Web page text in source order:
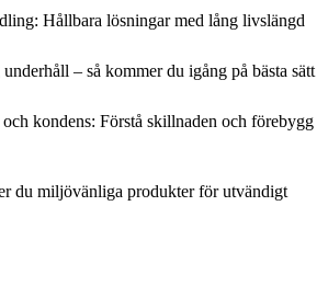
Hållbara lösningar med lång livslängd
– så kommer du igång på bästa sätt
kondens: Förstå skillnaden och förebygg
du miljövänliga produkter för utvändigt